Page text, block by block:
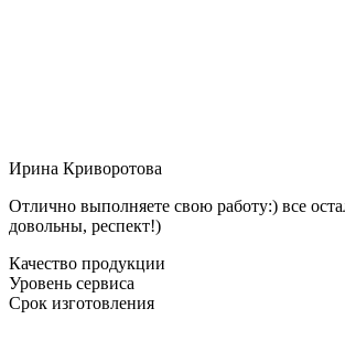
Ирина Криворотова
Отлично выполняете свою работу:) все
довольны, респект!)
Качество продукции
Уровень сервиса
Срок изготовления